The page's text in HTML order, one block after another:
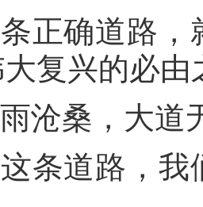
正确道路，
复兴的必由
沧桑，大道
条道路，我